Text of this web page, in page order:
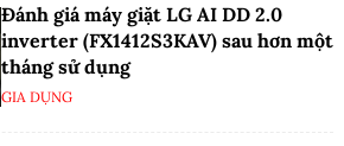
Đánh giá máy giặt LG AI DD 2.0
inverter (FX1412S3KAV) sau hơn một
tháng sử dụng
GIA DỤNG